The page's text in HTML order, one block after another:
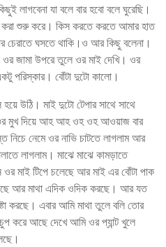
লাগবেনা যা বলে বার হবো বলে ঘুরেছি।
করা শুরু করে। কিস করতে করতে আমার হাত
চেরাতে ঘসতে থাকি।ও আর কিছু বলেনা।
ওর জামা উপরে তুলে ওর মাই দেখি। ওর
পরিস্কার। বোঁটা দুটো কালো।
উঠি। মাই দুটো টেপার সাথে সাথে
মুখ দিয়ে আহ আহ ওহ ওহ আওয়াজ বার
নেমে ওর নাভি চাটতে লাগলাম আর
লাগলাম। মাঝে মাঝে কামড়াতে
মাই টিপে চলেছে আর মাই এর বোঁটা পাক
আর মাথা এদিক ওদিক করছে। আর যত
করছে। এবার আমি মাথা তুলে বলি তোর
করে আছে দেখে আমি ওর প্যান্ট খুলে